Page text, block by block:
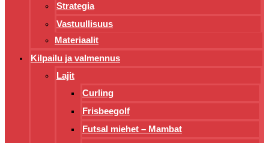
Strategia
Vastuullisuus
Materiaalit
Kilpailu ja valmennus
Lajit
Curling
Frisbeegolf
Futsal miehet – Mambat